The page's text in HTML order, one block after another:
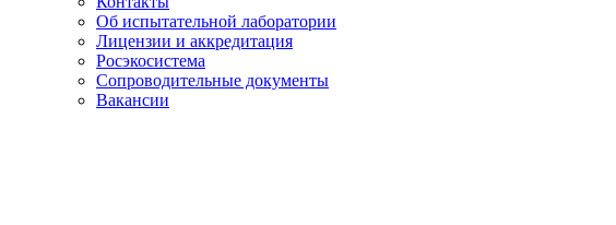
Об испытательной лаборатории
Лицензии и аккредитация
Росэкосистема
Сопроводительные документы
Вакансии